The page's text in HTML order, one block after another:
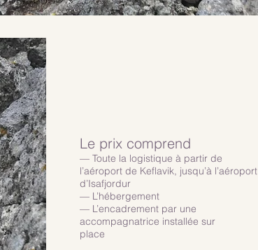
Le prix comprend
— Toute la logistique à partir de
l’aéroport de Keflavik, jusqu’à l’aéroport
d’Isafjordur
— L’hébergement
— L’encadrement par une
accompagnatrice installée sur
place